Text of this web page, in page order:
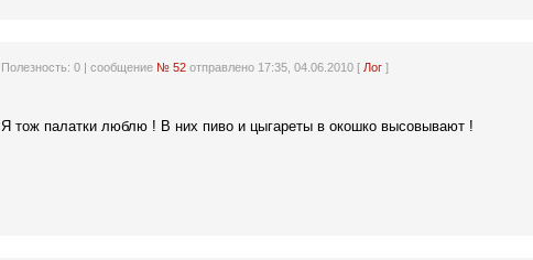
Полезность: 0| сообщение № 52отправлено 17:35, 04.06.2010 [ Лог]
Я тож палатки люблю ! В них пиво и цыгареты в окошко высовывают !